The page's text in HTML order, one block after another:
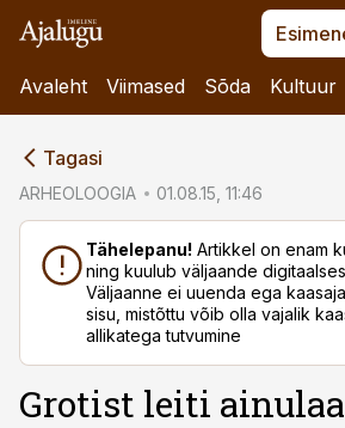
Avaleht Viimased Sõda Kultuur
Tagasi
ARHEOLOOGIA 01.08.15, 11:46
Tähelepanu! Artikkel on enam
ning kuulub väljaande
Väljaanne ei uuenda ega
sisu, mistõttu võib olla vajalik
allikatega tutvumine
Grotist leiti